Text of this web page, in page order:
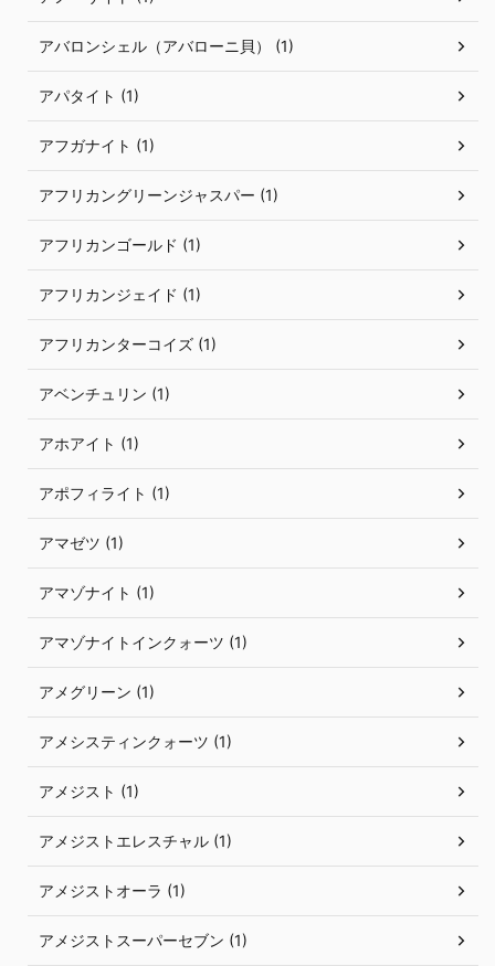
アバロンシェル（アバローニ貝） (1)
アパタイト (1)
アフガナイト (1)
アフリカングリーンジャスパー (1)
アフリカンゴールド (1)
アフリカンジェイド (1)
アフリカンターコイズ (1)
アベンチュリン (1)
アホアイト (1)
アポフィライト (1)
アマゼツ (1)
アマゾナイト (1)
アマゾナイトインクォーツ (1)
アメグリーン (1)
アメシスティンクォーツ (1)
アメジスト (1)
アメジストエレスチャル (1)
アメジストオーラ (1)
アメジストスーパーセブン (1)